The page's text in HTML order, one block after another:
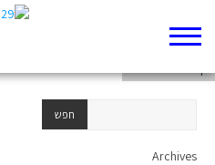
Archives